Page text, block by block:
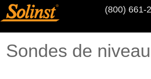
(800)
Sondes de